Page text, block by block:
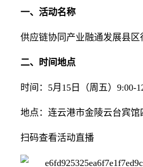
一、活动名称
供应链协同产业融通发展县
二、时间地点
时间：5月15日（周五）9:00-
地点：连云港市金陵云台宾馆
扫码查看活动直播